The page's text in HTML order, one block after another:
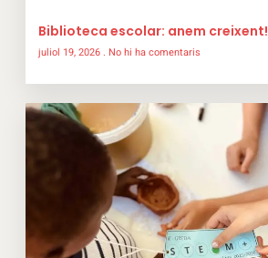
Biblioteca escolar: anem creixent!
juliol 19, 2026 No hi ha comentaris